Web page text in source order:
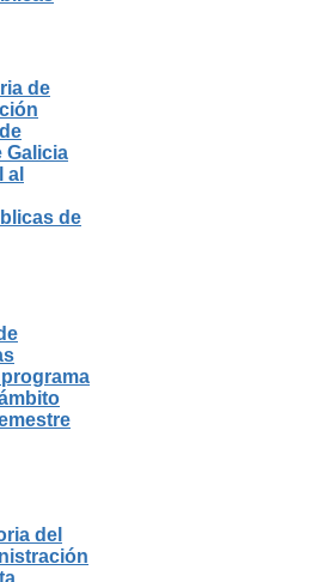
de
Galicia
al
de
del